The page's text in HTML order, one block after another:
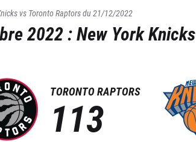
vs Toronto Raptorsdu21/12/2022
2022:New York Knicks
TORONTO RAPTORS
113